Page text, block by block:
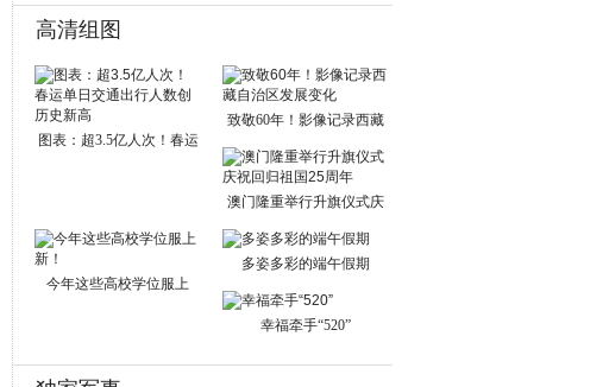
高清组图
图表：超3.5亿人次！春运
致敬60年！影像记录西藏
自治区发展变化
澳门隆重举行升旗仪式庆
祝回归祖国25周
今年这些高校学位服上
多姿多彩的端午假期
幸福牵手“520”